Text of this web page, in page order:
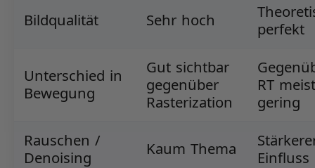
Bildqualität Sehr hoch
perfekt
Unterschied in
Bewegung
Gut sichtbar
gegenüber
Rasterization
RT meist
gering
Rauschen /
Denoising
Kaum Thema
Einfluss